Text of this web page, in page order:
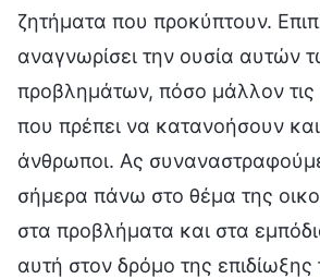
ζητήματα που προκύπτουν.
αναγνωρίσει την ουσία αυτών
προβλημάτων, πόσο μάλλον τις
που πρέπει να κατανοήσουν
άνθρωποι. Ας
σήμερα πάνω στο θέμα της
στα προβλήματα και στα
αυτή στον δρόμο της επιδίωξης